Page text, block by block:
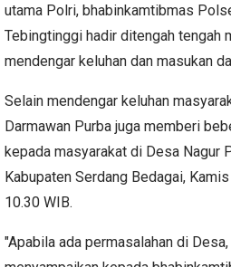
utama Polri, bhabinkamtibmas
Tebingtinggi hadir ditengah tengah
mendengar keluhan dan masukan
Selain mendengar keluhan
Darmawan Purba juga memberi
kepada masyarakat di Desa Nagur
Kabupaten Serdang Bedagai,
10.30 WIB.
"Apabila ada permasalahan di